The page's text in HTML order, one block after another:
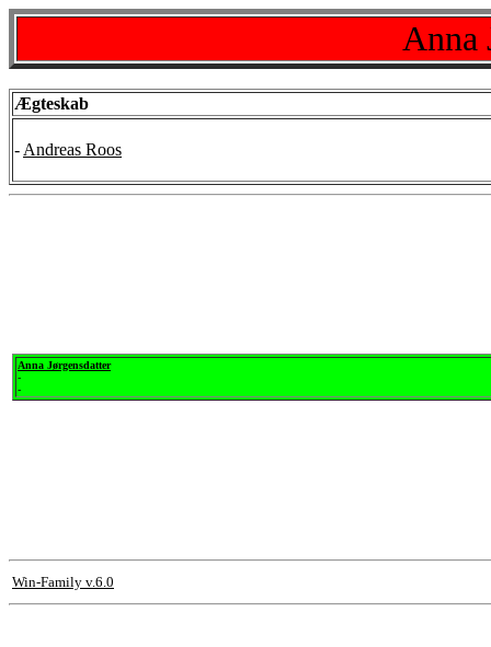
Anna
Ægteskab
- Andreas Roos
Anna Jørgensdatter
-
-
Win-Family v.6.0